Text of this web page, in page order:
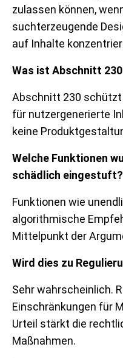
zulassen können,
suchterzeugende
auf Inhalte
Was ist Abschnitt
Abschnitt 230
für nutzergenerierte
keine
Welche Funktionen
schädlich eingestuft?
Funktionen wie
algorithmische
Mittelpunkt der
Wird dies zu
Sehr wahrscheinlich.
Einschränkungen für
Urteil stärkt die
Maßnahmen.